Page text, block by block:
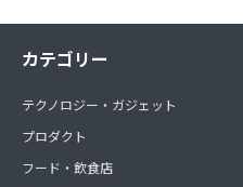
カテゴリー
テクノロジー・ガジェット
プロダクト
フード・飲食店